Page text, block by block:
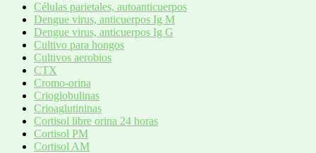
Células parietales, autoanticuerpos
Dengue virus, anticuerpos Ig M
Dengue virus, anticuerpos Ig G
Cultivo para hongos
Cultivos aerobios
CTX
Cromo-orina
Crioglobulinas
Crioaglutininas
Cortisol libre orina 24 horas
Cortisol PM
Cortisol AM